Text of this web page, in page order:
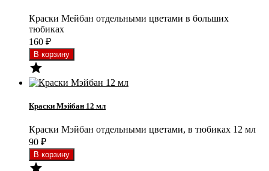
Краски Мейбан отдельными цветами в больших
тюбиках
160 ₽

Краски Мэйбан 12 мл
Краски Мэйбан отдельными цветами, в тюбиках 12 мл
90 ₽
